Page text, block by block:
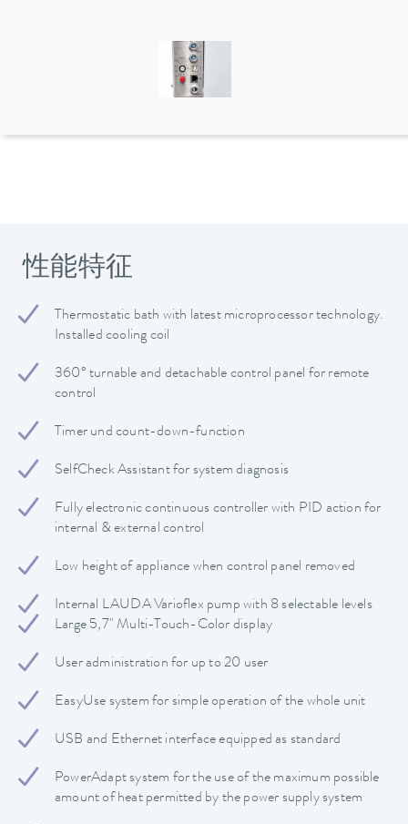
性能特征
Thermostatic bath with latest microprocessor technology.
Installed cooling coil
360° turnable and detachable control panel for remote
control
Timer und count-down-function
SelfCheck Assistant for system diagnosis
Fully electronic continuous controller with PID action for
internal & external control
Low height of appliance when control panel removed
Internal LAUDA Varioflex pump with 8 selectable levels
Large 5,7" Multi-Touch-Color display
User administration for up to 20 user
EasyUse system for simple operation of the whole unit
USB and Ethernet interface equipped as standard
PowerAdapt system for the use of the maximum possible
amount of heat permitted by the power supply system